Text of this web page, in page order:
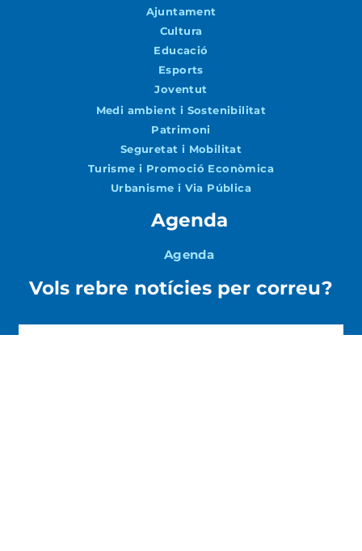
Ajuntament
Cultura
Educació
Esports
Joventut
Medi ambient i Sostenibilitat
Patrimoni
Seguretat i Mobilitat
Turisme i Promoció Econòmica
Urbanisme i Via Pública
Agenda
Agenda
Vols rebre notícies per correu?